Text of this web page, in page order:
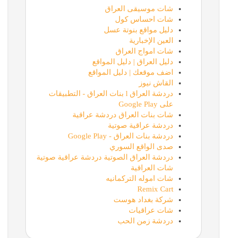
شات موسيقى العراق
شات احساس كول
دليل مواقع بنوتة عسل
العين الإخبارية
شات امواج العراق
دليل العراق | دليل المواقع
اضف موقعك | دليل المواقع
القاش نيوز
دردشة العراق l بنات العراق - التطبيقات
على Google Play
شات بنات العراق دردشة عراقية
دردشة عراقية صوتية
دردشة بنات العراق - Google Play
صدى الواقع السوري
دردشة العراق الصوتية دردشة عراقية صوتية
شات العراقية
شات اموله التركمانيه
Remix Cart
شركة بغداد هوست
شات عراقيات
دردشة زمن الحب